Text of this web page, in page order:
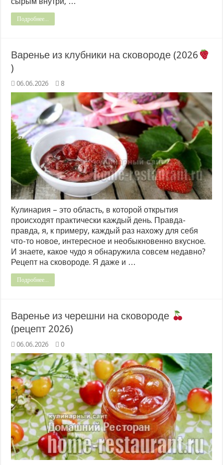
Подробнее...
Варенье из клубники на сковороде (2026
)
06.06.2026 8
Кулинария – это область, в которой открытия
происходят практически каждый день. Правда-
правда, я, к примеру, каждый раз нахожу для себя
что-то новое, интересное и необыкновенно вкусное.
И знаете, какое чудо я обнаружила совсем недавно?
Рецепт на сковороде. Я даже и …
Подробнее...
Варенье из черешни на сковороде
(рецепт 2026)
06.06.2026 0